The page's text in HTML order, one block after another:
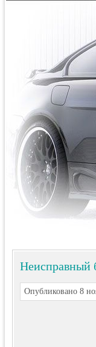
Неисправный
Опубликовано 8